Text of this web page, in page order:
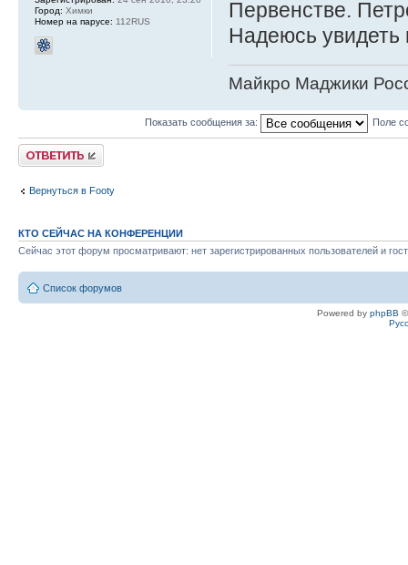
Первенстве.
Надеюсь увидеть
Майкро Маджики
Город: Химки
Номер на парусе: 112RUS
Показать сообщения за: Поле
Ответить
Вернуться в Footy
КТО СЕЙЧАС НА КОНФЕРЕНЦИИ
Сейчас этот форум просматривают: нет зарегистрированных пользователей и
Список форумов
Powered by phpBB